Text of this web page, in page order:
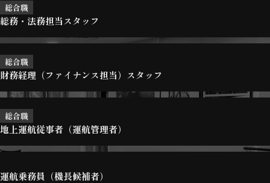
総合職
総務・法務担当スタッフ
総合職
財務経理（ファイナンス担当）スタッフ
総合職
地上運航従事者（運航管理者）
運航乗務員（機長候補者）